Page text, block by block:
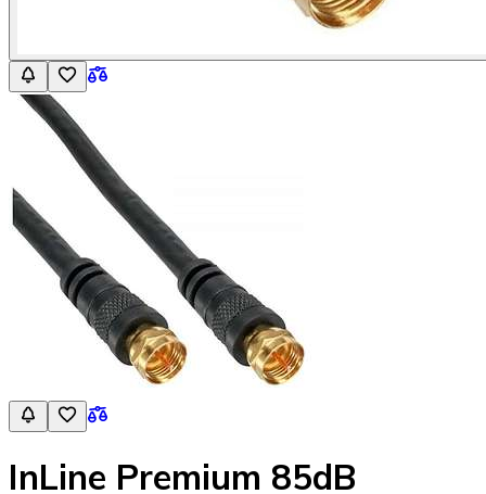
InLine Premium 85dB